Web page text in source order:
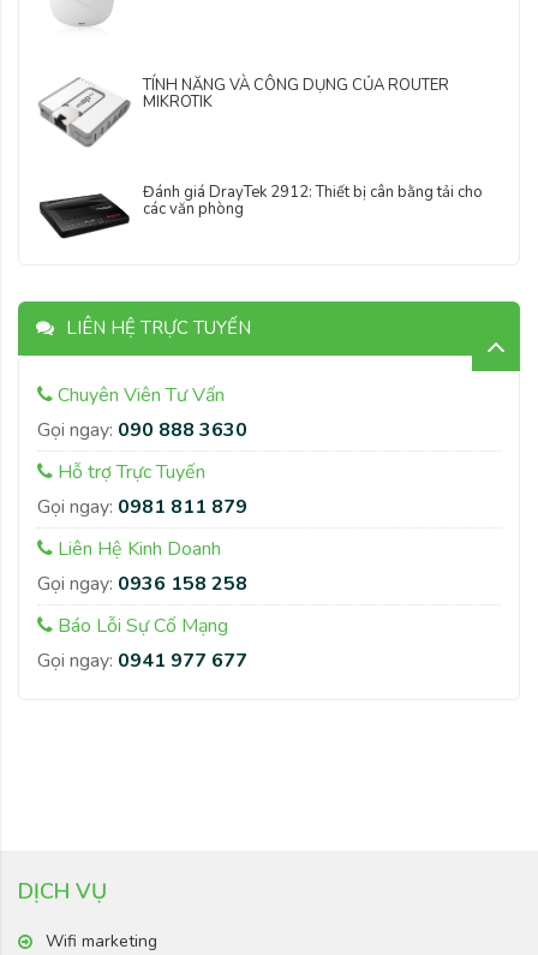
TÍNH NĂNG VÀ CÔNG DỤNG CỦA ROUTER
MIKROTIK
Đánh giá DrayTek 2912: Thiết bị cân bằng tải cho
các văn phòng
LIÊN HỆ TRỰC TUYẾN
Chuyên Viên Tư Vấn
Gọi ngay: 090 888 3630
Hỗ trợ Trực Tuyến
Gọi ngay: 0981 811 879
Liên Hệ Kinh Doanh
Gọi ngay: 0936 158 258
Báo Lỗi Sự Cố Mạng
Gọi ngay: 0941 977 677
DỊCH VỤ
Wifi marketing